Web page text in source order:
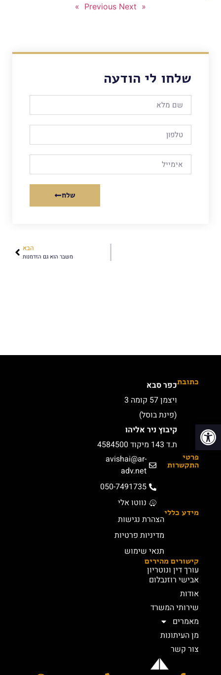
פתח סרגל נגישות
« Previous
Next »
שלחו לי הודעה
שלח
הבא
משבר הוא גם הזדמנות
קישורים מהירים
עורך דין ונוטריון
אבישי רוזנבלום
אודות
שירותי המשרד
מאמרים
מן העיתונות
צור קשר
כתובתכפר סבא
ויצמן 57 קומה 3
(פינת בוסל)
קיבוץ ניר אליהו
ת.ד 143 מיקוד 4584500
פרטי
התקשרות
avishai@ar-
adv.net
050-7491735
נווטו אלי
מידע כללי
הצהרת נגישות
מדיניות פרטיות
תנאי שימוש